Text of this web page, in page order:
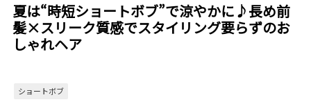
夏は“時短ショートボブ”で涼やかに♪長め前
髪×スリーク質感でスタイリング要らずのお
しゃれヘア
ショートボブ